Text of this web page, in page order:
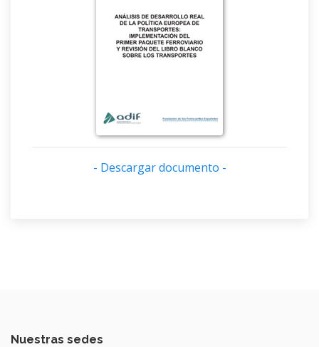
- Descargar documento -
Nuestras sedes